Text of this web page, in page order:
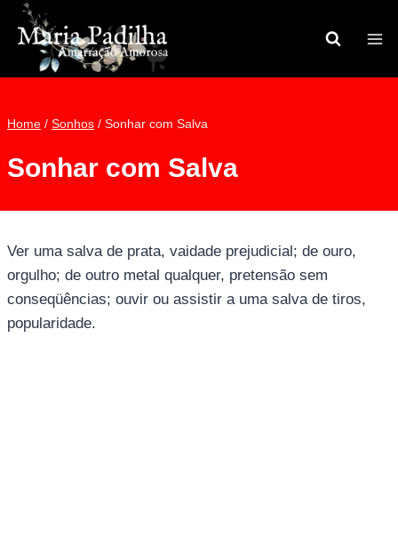
Pular
para
Conteúdo
Home / Sonhos / Sonhar com Salva
Sonhar com Salva
Ver uma salva de prata, vaidade prejudicial; de ouro,
orgulho; de outro metal qualquer, pretensão sem
conseqüências; ouvir ou assistir a uma salva de tiros,
popularidade.